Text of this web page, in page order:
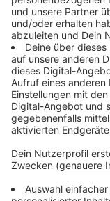
Statement
Anzeige
Mittlerweile hat
Sie schreibt:
Die
verkehrlichen